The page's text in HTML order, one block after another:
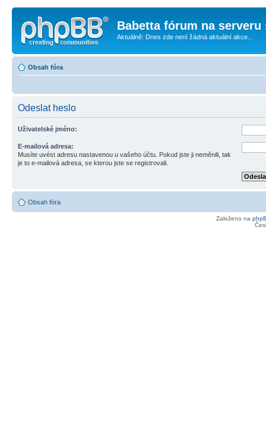
Babetta fórum na serveru
Aktuálně: Dnes zde není žádná aktuální akce...
Obsah fóra
Odeslat heslo
Uživatelské jméno:
E-mailová adresa:
Musíte uvést adresu nastavenou u vašeho účtu. Pokud jste ji neměnili, tak
je to e-mailová adresa, se kterou jste se registrovali.
Obsah fóra
Založeno na